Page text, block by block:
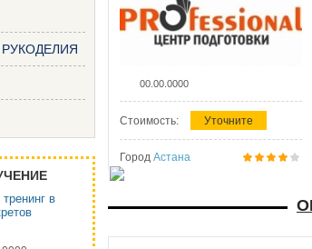
в
00.00.0000
Стоимость: Уточните
Город Астана